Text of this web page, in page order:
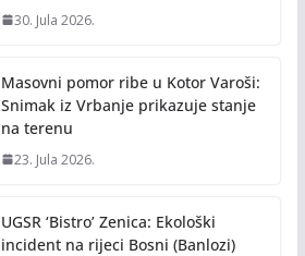
30. Jula 2026.
Masovni pomor ribe u Kotor Varoši:
Snimak iz Vrbanje prikazuje stanje
na terenu
23. Jula 2026.
UGSR ‘Bistro’ Zenica: Ekološki
incident na rijeci Bosni (Banlozi)